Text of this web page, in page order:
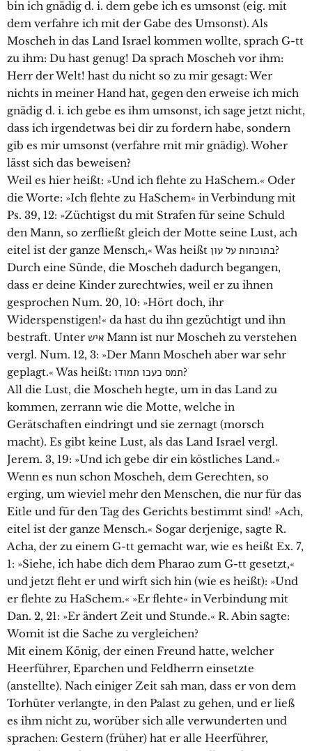
bin ich gnädig d. i. dem gebe ich es umsonst (eig. mit
dem verfahre ich mit der Gabe des Umsonst). Als
Moscheh in das Land Israel kommen wollte, sprach G-tt
zu ihm: Du hast genug! Da sprach Moscheh vor ihm:
Herr der Welt! hast du nicht so zu mir gesagt: Wer
nichts in meiner Hand hat, gegen den erweise ich mich
gnädig d. i. ich gebe es ihm umsonst, ich sage jetzt nicht,
dass ich irgendetwas bei dir zu fordern habe, sondern
gib es mir umsonst (verfahre mit mir gnädig). Woher
lässt sich das beweisen?
Weil es hier heißt: »Und ich flehte zu HaSchem.« Oder
die Worte: »Ich flehte zu HaSchem« in Verbindung mit
Ps. 39, 12: »Züchtigst du mit Strafen für seine Schuld
den Mann, so zerfließt gleich der Motte seine Lust, ach
eitel ist der ganze Mensch,« Was heißt בתוכחות על עון?
Durch eine Sünde, die Moscheh dadurch begangen,
dass er deine Kinder zurechtwies, weil er zu ihnen
gesprochen Num. 20, 10: »Hört doch, ihr
Widerspenstigen!« da hast du ihn gezüchtigt und ihn
bestraft. Unter איש Mann ist nur Moscheh zu verstehen
vergl. Num. 12, 3: »Der Mann Moscheh aber war sehr
geplagt.« Was heißt: תמס כעכו תמודו?
All die Lust, die Moscheh hegte, um in das Land zu
kommen, zerrann wie die Motte, welche in
Gerätschaften eindringt und sie zernagt (morsch
macht). Es gibt keine Lust, als das Land Israel vergl.
Jerem. 3, 19: »Und ich gebe dir ein köstliches Land.«
Wenn es nun schon Moscheh, dem Gerechten, so
erging, um wieviel mehr den Menschen, die nur für das
Eitle und für den Tag des Gerichts bestimmt sind! »Ach,
eitel ist der ganze Mensch.« Sogar derjenige, sagte R.
Acha, der zu einem G-tt gemacht war, wie es heißt Ex. 7,
1: »Siehe, ich habe dich dem Pharao zum G-tt gesetzt,«
und jetzt fleht er und wirft sich hin (wie es heißt): »Und
er flehte zu HaSchem.« »Er flehte« in Verbindung mit
Dan. 2, 21: »Er ändert Zeit und Stunde.« R. Abin sagte:
Womit ist die Sache zu vergleichen?
Mit einem König, der einen Freund hatte, welcher
Heerführer, Eparchen und Feldherrn einsetzte
(anstellte). Nach einiger Zeit sah man, dass er von dem
Torhüter verlangte, in den Palast zu gehen, und er ließ
es ihm nicht zu, worüber sich alle verwunderten und
sprachen: Gestern (früher) hat er alle Heerführer,